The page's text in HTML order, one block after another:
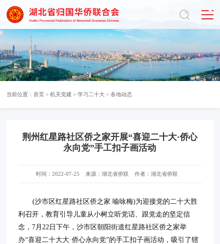
当前位置：首页 >机关党建 >学习二十大 >各地动态
荆州红星路社区侨之家开展“喜迎二十大·侨心
永向党”手工扣子画活动
时间：2022-07-25 来源：湖北省侨联 作者：湖北省侨联
(沙市区红星路社区侨之家 喻咏梅)为迎接党的二十大胜
利召开，教育引导儿童从小树立听党话、跟党走的坚定信
念，7月22日下午，沙市区朝阳街道红星路社区侨之家举
办“喜迎二十大大·侨心永向党”的手工扣子画活动，吸引了辖